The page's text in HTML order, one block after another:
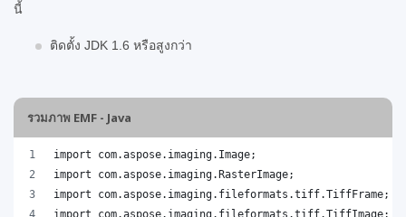
นี้
ติดตั้ง JDK 1.6 หรือสูงกว่า
รวมภาพ EMF - Java